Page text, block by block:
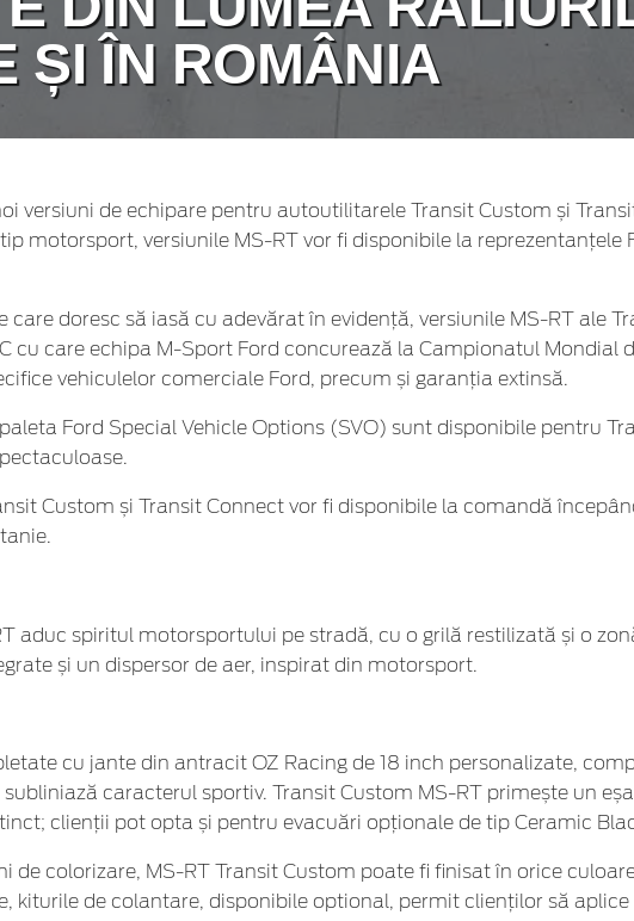
ȘI ÎN ROMÂNIA
versiuni de echipare pentru autoutilitarele Transit Custom și
motorsport, versiunile MS-RT vor fi disponibile la reprezentanțele
doresc să iasă cu adevărat în evidență, versiunile MS-RT ale
cu care echipa M-Sport Ford concurează la Campionatul Mondial
vehiculelor comerciale Ford, precum și garanția extinsă.
Ford Special Vehicle Options (SVO) sunt disponibile pentru
Custom și Transit Connect vor fi disponibile la comandă
aduc spiritul motorsportului pe stradă, cu o grilă restilizată și o
și un dispersor de aer, inspirat din motorsport.
cu jante din antracit OZ Racing de 18 inch personalizate,
caracterul sportiv. Transit Custom MS-RT primește un
clienții pot opta și pentru evacuări opționale de tip Ceramic
de colorizare, MS-RT Transit Custom poate fi finisat în orice
kiturile de colantare, disponibile optional, permit clienților să